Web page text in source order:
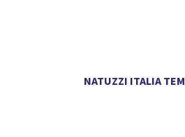
NATUZZI ITALIA